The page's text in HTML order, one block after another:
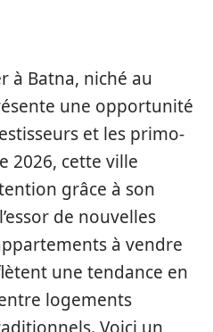
à Batna, niché au
une opportunité
et les primo-
2026, cette ville
grâce à son
de nouvelles
à vendre
une tendance en
logements